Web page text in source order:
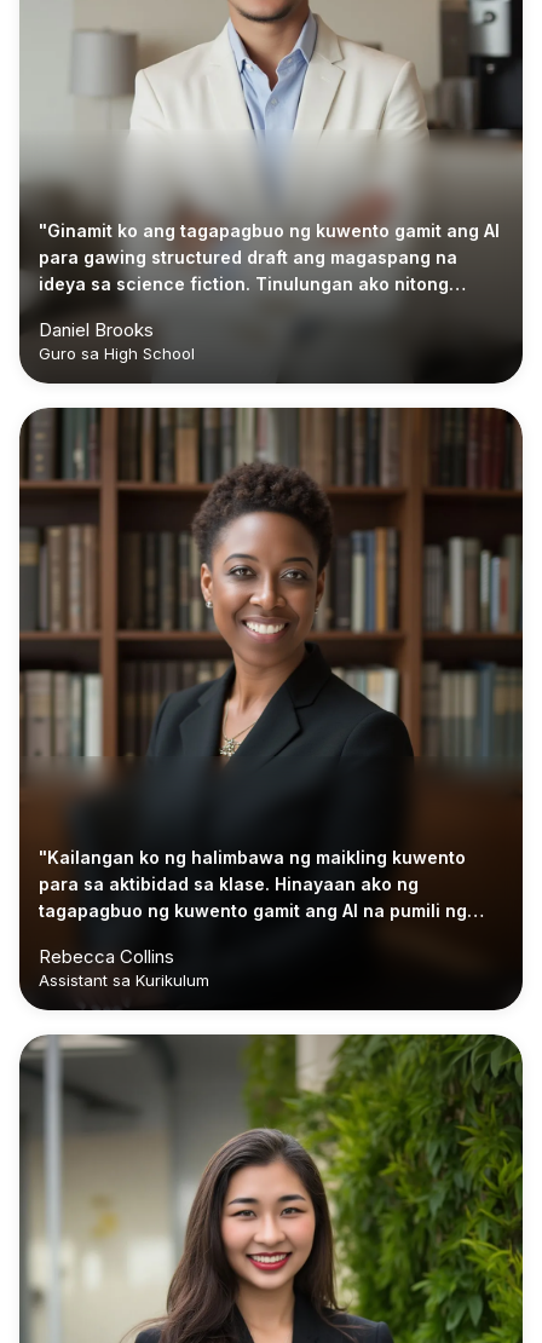
"Ginamit ko ang tagapagbuo ng kuwento gamit ang AI
para gawing structured draft ang magaspang na
ideya sa science fiction. Tinulungan ako nitong
edit nang mas mabilis."
Daniel Brooks
Guro sa High School
"Kailangan ko ng halimbawa ng maikling kuwento
para sa aktibidad sa klase. Hinayaan ako ng
tagapagbuo ng kuwento gamit ang AI na pumili ng
lesson plan ko."
Rebecca Collins
Assistant sa Kurikulum